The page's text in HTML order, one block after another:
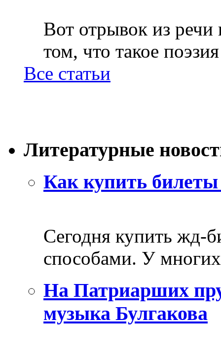
Вот отрывок из
том, что такое
Все статьи
Литературные
Как купить билеты
Сегодня купить жд-
способами. У
На Патриарших
музыка Булгакова